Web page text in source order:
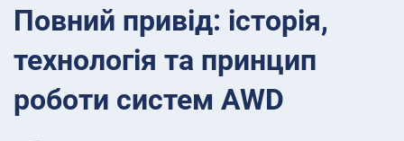
Повний привід: історія,
технологія та принцип
роботи систем AWD